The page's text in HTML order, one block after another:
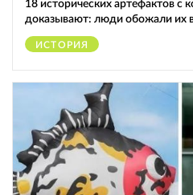
18 исторических артефактов с
доказывают: люди обожали их
ИСТОРИЯ